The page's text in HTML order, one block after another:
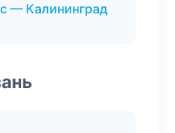
— Калининград